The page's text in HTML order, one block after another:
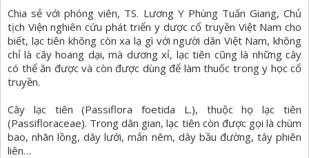
Chia sẻ với phóng viên, TS. Lương Y Phùng Tuấn Giang, Chủ
tịch Viện nghiên cứu phát triển y dược cổ truyền Việt Nam cho
biết, lạc tiên không còn xa lạ gì với người dân Việt Nam, không
chỉ là cây hoang dại, mà dương xỉ, lạc tiên cũng là những cây
có thể ăn được và còn được dùng để làm thuốc trong y học cổ
truyền.
Cây lạc tiên (Passiflora foetida L.), thuộc họ lạc tiên
(Passifloraceae). Trong dân gian, lạc tiên còn được gọi là chùm
bao, nhãn lồng, dây lưới, mắn nêm, dây bầu đường, tây phiên
liên…